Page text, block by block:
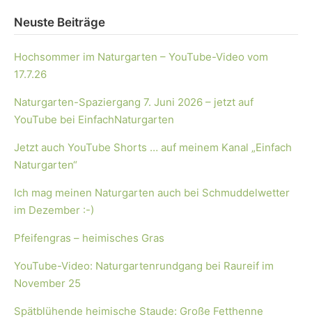
Neuste Beiträge
Hochsommer im Naturgarten – YouTube-Video vom
17.7.26
Naturgarten-Spaziergang 7. Juni 2026 – jetzt auf
YouTube bei EinfachNaturgarten
Jetzt auch YouTube Shorts … auf meinem Kanal „Einfach
Naturgarten“
Ich mag meinen Naturgarten auch bei Schmuddelwetter
im Dezember :-)
Pfeifengras – heimisches Gras
YouTube-Video: Naturgartenrundgang bei Raureif im
November 25
Spätblühende heimische Staude: Große Fetthenne